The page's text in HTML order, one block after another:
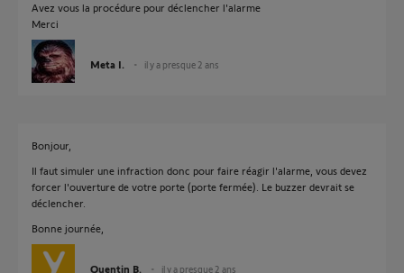
Avez vous la procédure pour déclencher l'alarme
Merci
Meta I. il y a presque 2 ans
Bonjour,
Il faut simuler une infraction donc pour faire réagir l'alarme, vous devez
forcer l'ouverture de votre porte (porte fermée). Le buzzer devrait se
déclencher.
Bonne journée,
Quentin B. il y a presque 2 ans